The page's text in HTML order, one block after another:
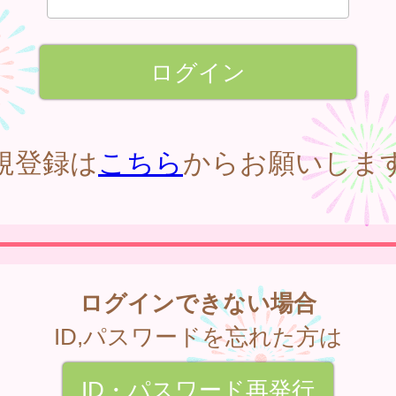
登録はこちら からお願いしま
ログインできない場合
ID,パスワードを忘れた方は
ID・パスワード再発行